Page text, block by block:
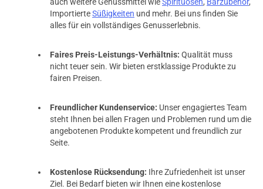
ImportierteSüßigkeiten und mehr. Bei uns finden Sie
alles für ein vollständiges Genusserlebnis.
Faires Preis-Leistungs-Verhältnis: Qualität muss
nicht teuer sein. Wir bieten erstklassige Produkte zu
fairen Preisen.
Freundlicher Kundenservice: Unser engagiertes Team
steht Ihnen bei allen Fragen und Problemen rund um die
angebotenen Produkte kompetent und freundlich zur
Seite.
Kostenlose Rücksendung: Ihre Zufriedenheit ist unser
Ziel. Bei Bedarf bieten wir Ihnen eine kostenlose